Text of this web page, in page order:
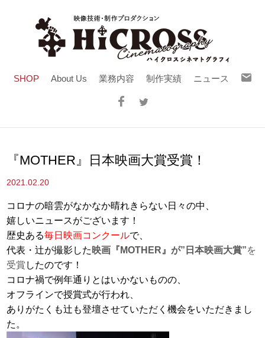
SHOP About Us 業務内容 制作実績 ニュース
『MOTHER』日本映画大賞受賞！
2021.02.20
コロナの暗雲がなかなか晴れきらない日々の中、
嬉しいニュースがございます！
歴史ある毎日映画コンクールで、
代表・辻が撮影した 映画『MOTHER』が”日本映画大賞”を
受賞 したのです！
コロナ禍で例年通りとはいかないものの、
オフラインで授賞式が行われ、
ありがたくも辻も登壇させていただく機会をいただきまし
た。